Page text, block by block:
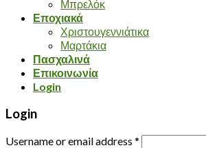
Μπρελόκ
Εποχιακά
Χριστουγεννιάτικα
Μαρτάκια
Πασχαλινά
Επικοινωνία
Login
Login
Username or email address *